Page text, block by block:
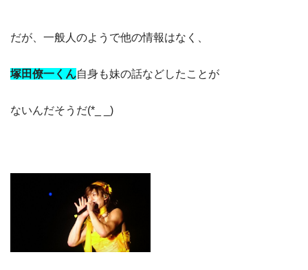
だが、一般人のようで他の情報はなく、
塚田僚一くん自身も妹の話などしたことが
ないんだそうだ(*_ _)